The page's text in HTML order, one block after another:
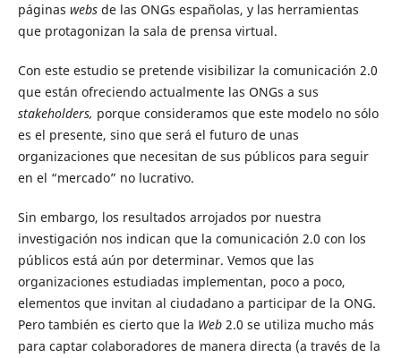
páginas websde las ONGs españolas, y las herramientas
que protagonizan la sala de prensa virtual.
Con este estudio se pretende visibilizar la comunicación 2.0
que están ofreciendo actualmente las ONGs a sus
stakeholders, porque consideramos que este modelo no sólo
es el presente, sino que será el futuro de unas
organizaciones que necesitan de sus públicos para seguir
en el “mercado” no lucrativo.
Sin embargo, los resultados arrojados por nuestra
investigación nos indican que la comunicación 2.0 con los
públicos está aún por determinar. Vemos que las
organizaciones estudiadas implementan, poco a poco,
elementos que invitan al ciudadano a participar de la ONG.
Pero también es cierto que la Web2.0 se utiliza mucho más
para captar colaboradores de manera directa (a través de la